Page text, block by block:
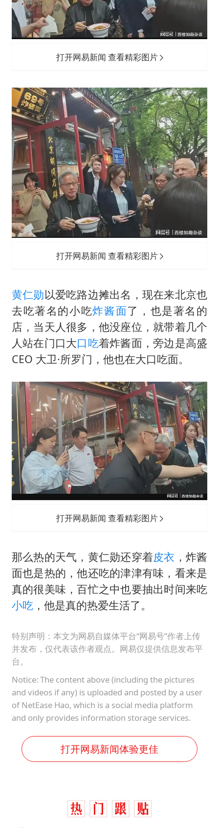
打开网易新闻 查看精彩图片
打开网易新闻 查看精彩图片
黄仁勋以爱吃路边摊出名，现在来北京也
去吃著名的小吃炸酱面了，也是著名的
店，当天人很多，他没座位，就带着几个
人站在门口大口吃着炸酱面，旁边是高盛
CEO 大卫·所罗门，他也在大口吃面。
打开网易新闻 查看精彩图片
那么热的天气， 黄仁勋还穿着皮衣 ，炸酱
面也是热的，他还吃的津津有味，看来是
真的很美味，百忙之中也要抽出时间来吃
小吃，他是真的热爱生活了。
特别声明：本文为网易自媒体平台“网易号”作者上传
并发布，仅代表该作者观点。网易仅提供信息发布平
台。
Notice: The content above (including the pictures
and videos if any) is uploaded and posted by a user
of NetEase Hao, which is a social media platform
and only provides information storage services.
打开网易新闻体验更佳